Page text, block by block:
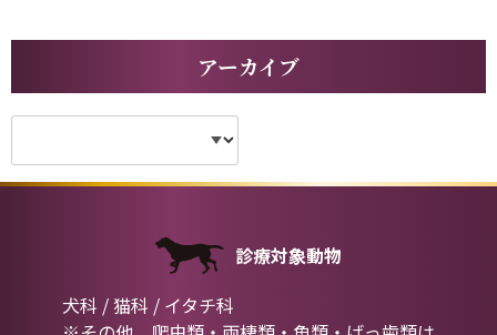
アーカイブ
診療対象動物
犬科 / 猫科 / イタチ科